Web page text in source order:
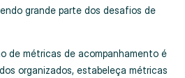
grande parte dos desafios de
de métricas de acompanhamento é
organizados, estabeleça métricas